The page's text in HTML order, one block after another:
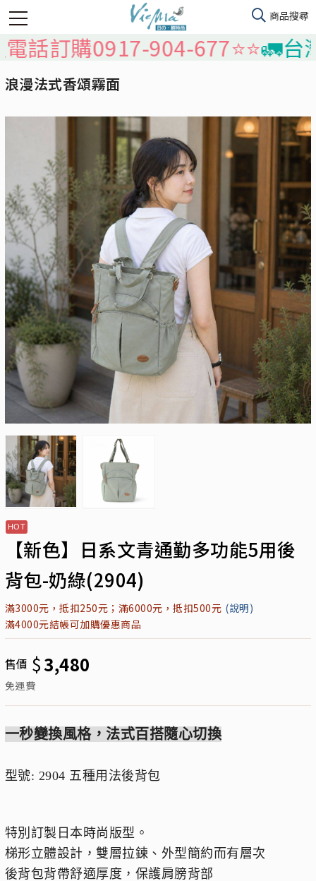
購0917-904-677⭐️⭐️🚛台灣本
浪漫法式香頌霧面
【新色】日系文青通勤多功能5用後
背包-奶綠(2904)
滿3000元，抵扣250元；滿6000元，抵扣500元 (說明)
滿4000元結帳可加購優惠商品
售價 $3,480
免運費
一秒變換風格，法式百搭隨心切換
型號: 2904 五種用法後背包
特別訂製日本時尚版型。
梯形立體設計，雙層拉鍊、外型簡約而有層次
後背包背帶舒適厚度，保護肩膀背部